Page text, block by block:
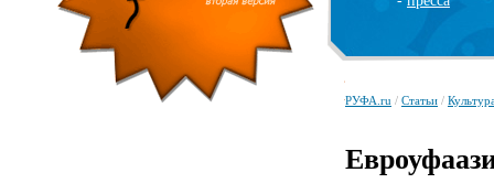
РУФА.ru / Статьи /